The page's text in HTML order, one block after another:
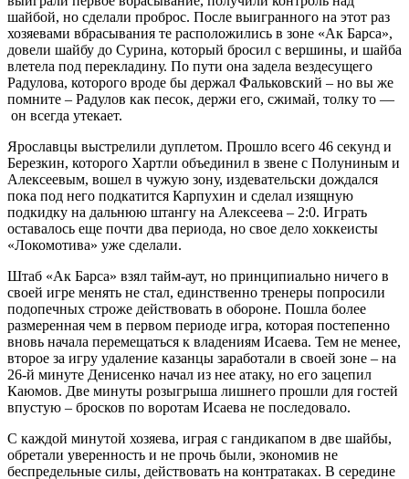
шайбой, но сделали проброс. После выигранного на этот раз
хозяевами вбрасывания те расположились в зоне «Ак Барса»,
довели шайбу до Сурина, который бросил с вершины, и шайба
влетела под перекладину. По пути она задела вездесущего
Радулова, которого вроде бы держал Фальковский – но вы же
помните – Радулов как песок, держи его, сжимай, толку то —
он всегда утекает.
Ярославцы выстрелили дуплетом. Прошло всего 46 секунд и
Березкин, которого Хартли объединил в звене с Полуниным и
Алексеевым, вошел в чужую зону, издевательски дождался
пока под него подкатится Карпухин и сделал изящную
подкидку на дальнюю штангу на Алексеева – 2:0. Играть
оставалось еще почти два периода, но свое дело хоккеисты
«Локомотива» уже сделали.
Штаб «Ак Барса» взял тайм-аут, но принципиально ничего в
своей игре менять не стал, единственно тренеры попросили
подопечных строже действовать в обороне. Пошла более
размеренная чем в первом периоде игра, которая постепенно
вновь начала перемещаться к владениям Исаева. Тем не менее,
второе за игру удаление казанцы заработали в своей зоне – на
26-й минуте Денисенко начал из нее атаку, но его зацепил
Каюмов. Две минуты розыгрыша лишнего прошли для гостей
впустую – бросков по воротам Исаева не последовало.
С каждой минутой хозяева, играя с гандикапом в две шайбы,
обретали уверенность и не прочь были, экономив не
беспредельные силы, действовать на контратаках. В середине